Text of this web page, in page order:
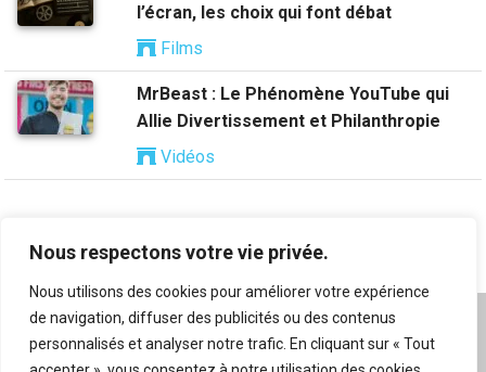
Nous respectons votre vie privée.
Nous utilisons des cookies pour améliorer votre expérience
de navigation, diffuser des publicités ou des contenus
personnalisés et analyser notre trafic. En cliquant sur « Tout
l’écran, les choix qui font débat
Films
MrBeast : Le Phénomène YouTube qui
Allie Divertissement et Philanthropie
Vidéos
A propos|Mentions légales|Conditions générales
d’utilisation|Flux RSS| Nos auteurs|Archives|